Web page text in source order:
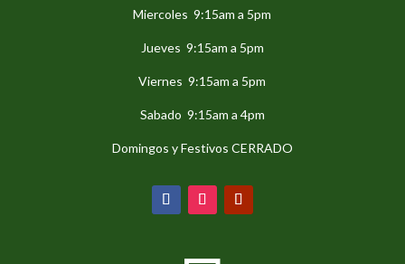
Miercoles 9:15am a 5pm
Jueves 9:15am a 5pm
Viernes 9:15am a 5pm
Sabado 9:15am a 4pm
Domingos y Festivos CERRADO